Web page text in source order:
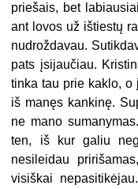
priešais, bet
ant lovos už ištiestų
nudroždavau.
pats įsijaučiau.
tinka tau prie kaklo, o
iš manęs kankinę.
ne mano
ten, iš kur galiu
nesileidau
visiškai